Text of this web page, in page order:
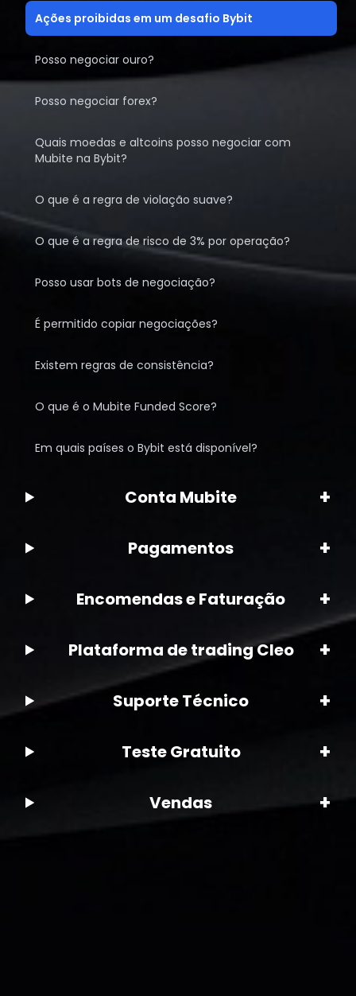
Ações proibidas em um desafio Bybit
Posso negociar ouro?
Posso negociar forex?
Quais moedas e altcoins posso negociar com
Mubite na Bybit?
O que é a regra de violação suave?
O que é a regra de risco de 3% por operação?
Posso usar bots de negociação?
É permitido copiar negociações?
Existem regras de consistência?
O que é o Mubite Funded Score?
Em quais países o Bybit está disponível?
Conta Mubite +
Pagamentos +
Encomendas e Faturação +
Plataforma de trading Cleo +
Suporte Técnico +
Teste Gratuito +
Vendas +